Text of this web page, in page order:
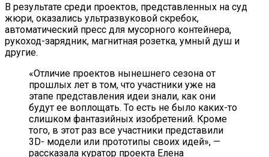
В результате среди проектов, представленных на суд
жюри, оказались ультразвуковой скребок,
автоматический пресс для мусорного контейнера,
рукоход-зарядник, магнитная розетка, умный душ и
другие.
«Отличие проектов нынешнего сезона от
прошлых лет в том, что участники уже на
этапе представления идеи знали, как они
будут ее воплощать. То есть не было каких-то
слишком фантазийных изобретений. Кроме
того, в этот раз все участники представили
3D- модели или прототипы своих идей», —
рассказала куратор проекта Елена